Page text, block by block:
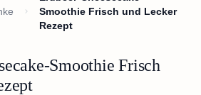
Smoothie Frisch und Lecker
Rezept
Smoothie Frisch